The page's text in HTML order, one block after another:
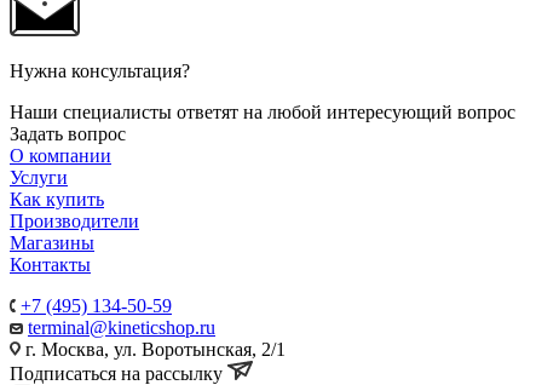
Нужна консультация?
Наши специалисты ответят на любой интересующий вопрос
Задать вопрос
О компании
Услуги
Как купить
Производители
Магазины
Контакты
+7 (495) 134-50-59
terminal@kineticshop.ru
г. Москва, ул. Воротынская, 2/1
Подписаться на рассылку